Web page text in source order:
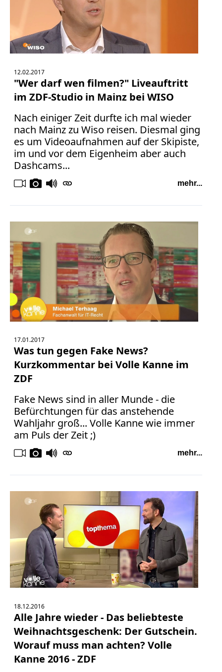
12.02.2017
"Wer darf wen filmen?" Liveauftritt
im ZDF-Studio in Mainz bei WISO
Nach einiger Zeit durfte ich mal wieder
nach Mainz zu Wiso reisen. Diesmal ging
es um Videoaufnahmen auf der Skipiste,
im und vor dem Eigenheim aber auch
Dashcams...
mehr...
17.01.2017
Was tun gegen Fake News?
Kurzkommentar bei Volle Kanne im
ZDF
Fake News sind in aller Munde - die
Befürchtungen für das anstehende
Wahljahr groß... Volle Kanne wie immer
am Puls der Zeit ;)
mehr...
18.12.2016
Alle Jahre wieder - Das beliebteste
Weihnachtsgeschenk: Der Gutschein.
Worauf muss man achten? Volle
Kanne 2016 - ZDF